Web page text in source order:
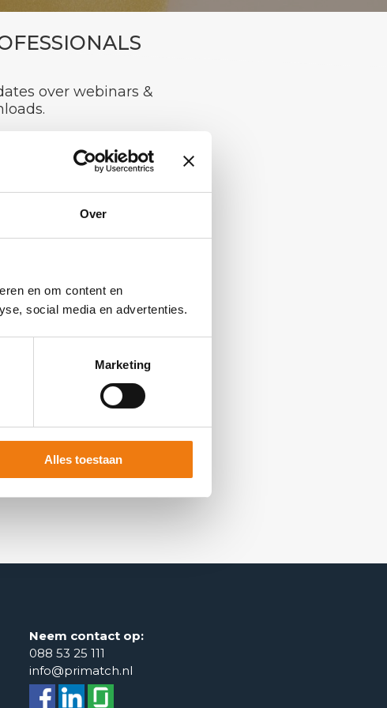
Over
en om content en
social media en advertenties.
Marketing
Alles toestaan
over webinars &
Neem contact op:
088 53 25 111
info@primatch.nl